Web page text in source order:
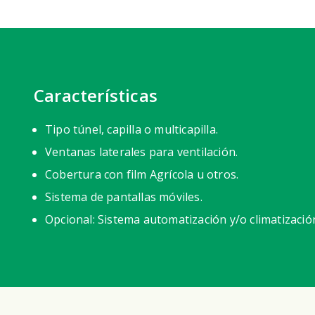
Características
Tipo túnel, capilla o multicapilla.
Ventanas laterales para ventilación.
Cobertura con film Agrícola u otros.
Sistema de pantallas móviles.
Opcional: Sistema automatización y/o